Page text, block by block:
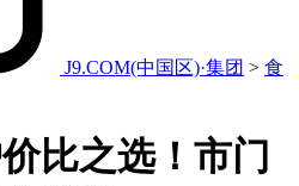
J9.COM(中国区)·集团 > 食
比之选！市门